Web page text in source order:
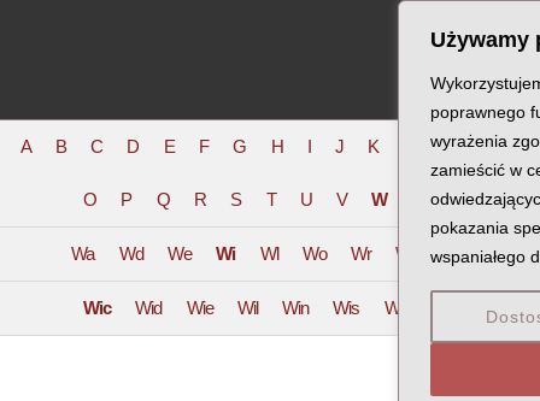
Używamy
poprawnego
wyrażenia
zamieścić w
pokazania
wspaniałego
A B C D E F G H I J K Ł M N
O P Q R S T U V W Z
Wa Wd We Wi Wl Wo Wr Wu Wy
Wic Wid Wie Wil Win Wis Wit